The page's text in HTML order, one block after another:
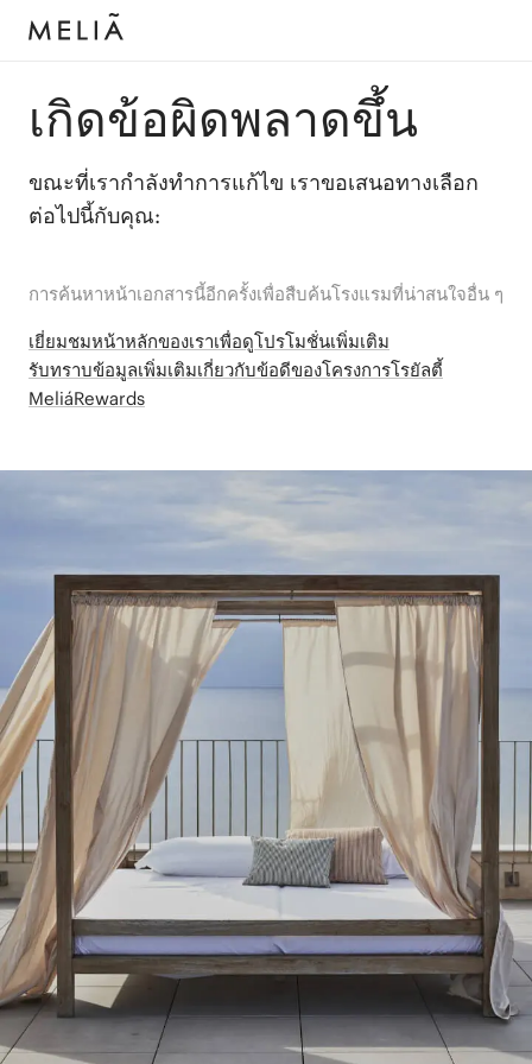
เกิดข้อผิดพลาดขึ้น
ขณะที่เรากำลังทำการแก้ไข เราขอเสนอทางเลือก
ต่อไปนี้กับคุณ:
การค้นหาหน้าเอกสารนี้อีกครั้งเพื่อสืบค้นโรงแรมที่น่าสนใจอื่น ๆ
เยี่ยมชมหน้าหลักของเราเพื่อดูโปรโมชั่นเพิ่มเติม
รับทราบข้อมูลเพิ่มเติมเกี่ยวกับข้อดีของโครงการโรยัลตี้
MeliáRewards